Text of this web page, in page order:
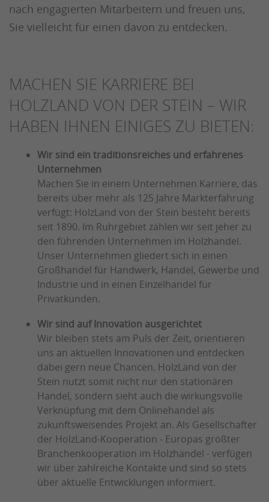
nach engagierten Mitarbeitern und freuen uns,
Sie vielleicht für einen davon zu entdecken.
MACHEN SIE KARRIERE BEI
HOLZLAND VON DER STEIN – WIR
HABEN IHNEN EINIGES ZU BIETEN:
Wir sind ein traditionsreiches und erfahrenes
Unternehmen
Machen Sie in einem Unternehmen Karriere, das
bereits über mehr als 125 Jahre Markterfahrung
verfügt: HolzLand von der Stein besteht bereits
seit 1890. Im Ruhrgebiet zählen wir seit jeher zu
den führenden Unternehmen im Holzhandel.
Unser Unternehmen gliedert sich in einen
Großhandel für Handwerk, Handel, Gewerbe und
Industrie und in einen Einzelhandel für
Privatkunden.
Wir sind auf Innovation ausgerichtet
Wir bleiben stets am Puls der Zeit, orientieren
uns an aktuellen Innovationen und entdecken
dabei gern neue Chancen. HolzLand von der
Stein nutzt somit nicht nur den stationären
Handel, sondern sieht auch die wirkungsvolle
Verknüpfung mit dem Onlinehandel als
zukunftsweisendes Projekt an. Als Gesellschafter
der HolzLand-Kooperation - Europas größter
Branchenkooperation im Holzhandel - verfügen
wir über zahlreiche Kontakte und sind so stets
über aktuelle Entwicklungen informiert.